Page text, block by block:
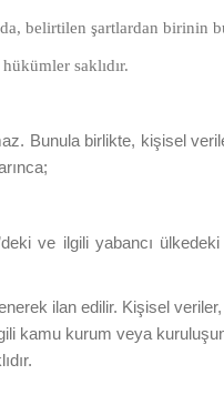
belirtilen şartlardan birinin
saklıdır.
Bunula birlikte, kişisel
ve ilgili yabancı
ilan edilir. Kişisel
kamu kurum veya